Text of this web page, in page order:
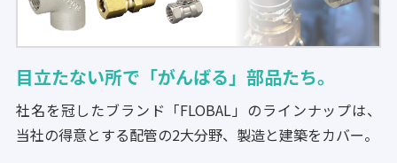
目立たない所で「がんばる」部品たち。
社名を冠したブランド「FLOBAL」のラインナップは、
当社の得意とする配管の2大分野、製造と建築をカバー。